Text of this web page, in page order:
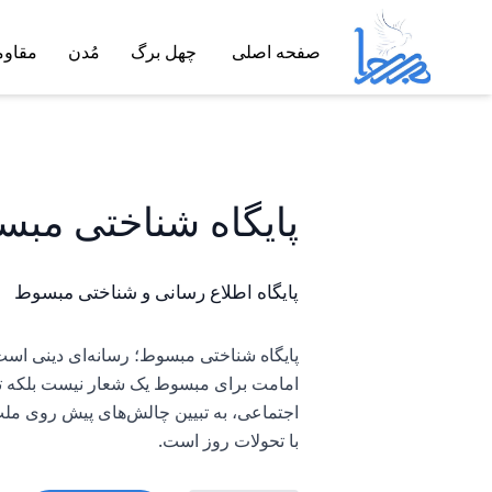
صفحه اصلی چهل برگ مُدن
پایگاه شناختی
پایگاه اطلاع رسانی و شناختی مبسوط
پایگاه شناختی مبسوط؛ رسانه‌ای دینی
امامت برای مبسوط یک شعار نیست بلکه
اجتماعی، به تبیین چالش‌های پیش روی
با تحولات روز است.